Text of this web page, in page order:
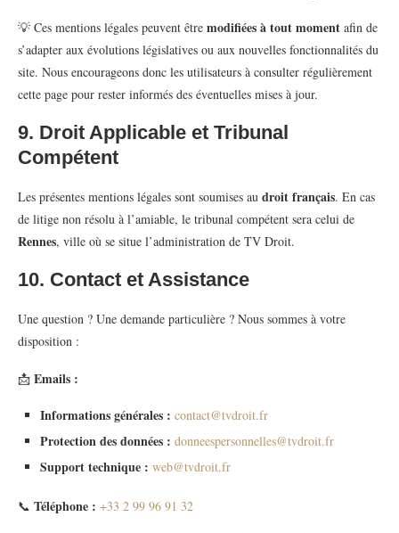
💡 Ces mentions légales peuvent être modifiées à tout moment afin de
s’adapter aux évolutions législatives ou aux nouvelles fonctionnalités du
site. Nous encourageons donc les utilisateurs à consulter régulièrement
cette page pour rester informés des éventuelles mises à jour.
9. Droit Applicable et Tribunal
Compétent
Les présentes mentions légales sont soumises au droit français. En cas
de litige non résolu à l’amiable, le tribunal compétent sera celui de
Rennes, ville où se situe l’administration de TV Droit.
10. Contact et Assistance
Une question ? Une demande particulière ? Nous sommes à votre
disposition :
📩 Emails :
Informations générales : contact@tvdroit.fr
Protection des données : donneespersonnelles@tvdroit.fr
Support technique : web@tvdroit.fr
📞 Téléphone : +33 2 99 96 91 32